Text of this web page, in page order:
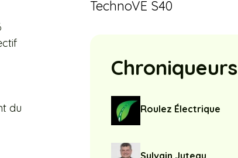
du
TechnoVE S40
Chroniqueurs
Roulez Électrique